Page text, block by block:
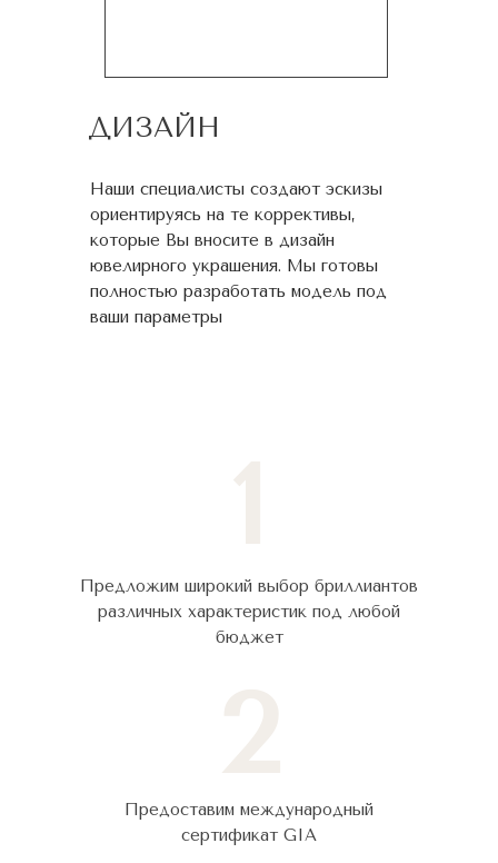
ДИЗАЙН
Наши специалисты создают эскизы
ориентируясь на те коррективы,
которые Вы вносите в дизайн
ювелирного украшения. Мы готовы
полностью разработать модель под
ваши параметры
Предложим широкий выбор бриллиантов
различных характеристик под любой
бюджет
Предоставим международный
сертификат GIA